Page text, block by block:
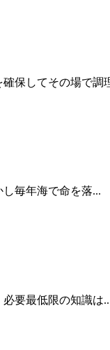
保してその場で調
毎年海で命を落...
要最低限の知識は